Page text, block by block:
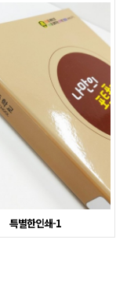
특별한인쇄-1